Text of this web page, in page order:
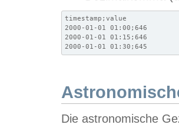
timestamp;value
2000-01-01 01:00;646
2000-01-01 01:15;646
2000-01-01 01:30;645
Die astronomische